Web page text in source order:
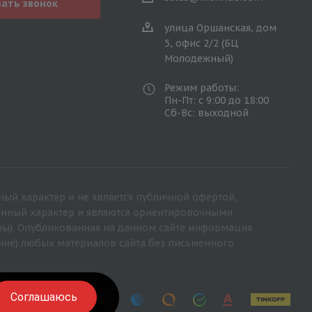
звонок
улица Оршанская, дом
5, офис 2/2 (БЦ
Молодежный)
Режим работы:
Пн-Пт: с 9:00 до 18:00
Сб-Вс: выходной
характер и не является публичной офертой,
характер и являются ориентировочными
Опубликованная на данном сайте информация
любых материалов сайта без письменного
Соглашаюсь
Соглашаюсь